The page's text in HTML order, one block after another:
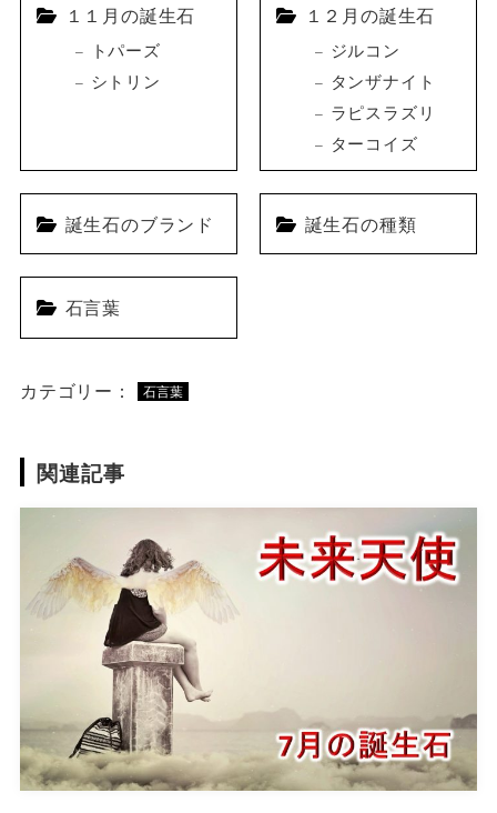
１１月の誕生石
トパーズ
シトリン
１２月の誕生石
ジルコン
タンザナイト
ラピスラズリ
ターコイズ
誕生石のブランド 誕生石の種類
石言葉
カテゴリー： 石言葉
関連記事